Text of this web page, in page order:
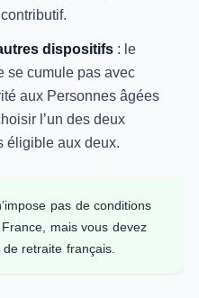
dispositifs : le
se cumule pas avec
aux Personnes âgées
l’un des deux
éligible aux deux.
pas de conditions
mais vous devez
retraite français.